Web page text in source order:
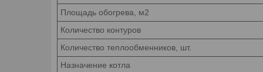
Площадь обогрева, м2
Количество контуров
Количество теплообменников, шт.
Назначение котла